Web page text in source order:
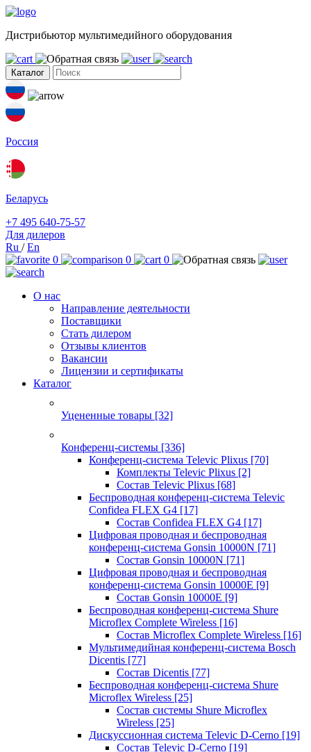
Дистрибьютор мультимедийного оборудования
Каталог
Россия
Беларусь
+7 495 640-75-57
Для дилеров
Ru /En
0
0 0
О нас
Направление деятельности
Поставщики
Стать дилером
Отзывы клиентов
Вакансии
Лицензии и сертификаты
Каталог
Уцененные товары [32]
Конференц-системы [336]
Конференц-система Televic Plixus [70]
Комплекты Televic Plixus [2]
Состав Televic Plixus [68]
Беспроводная конференц-система Televic
Confidea FLEX G4 [17]
Состав Confidea FLEX G4 [17]
Цифровая проводная и беспроводная
конференц-система Gonsin 10000N [71]
Состав Gonsin 10000N [71]
Цифровая проводная и беспроводная
конференц-система Gonsin 10000E [9]
Состав Gonsin 10000E [9]
Беспроводная конференц-система Shure
Microflex Complete Wireless [16]
Состав Microflex Complete Wireless [16]
Мультимедийная конференц-система Bosch
Dicentis [77]
Состав Dicentis [77]
Беспроводная конференц-система Shure
Microflex Wireless [25]
Состав системы Shure Microflex
Wireless [25]
Дискуссионная система Televic D-Cerno [19]
Состав Televic D-Cerno [19]